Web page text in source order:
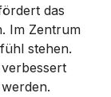
das
Im Zentrum
stehen.